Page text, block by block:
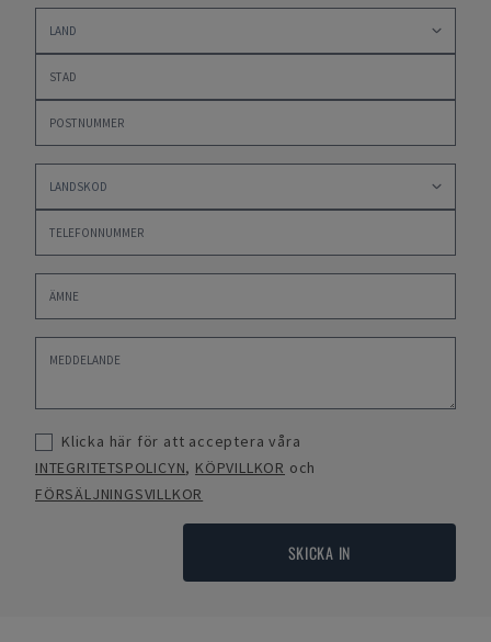
Klicka här för att acceptera våra
INTEGRITETSPOLICYN, KÖPVILLKOR och
FÖRSÄLJNINGSVILLKOR
SKICKA IN